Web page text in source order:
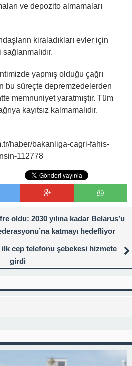
ve depozito almamaları
kiraladıkları evler için
yapmış olduğu çağrı
bu süreçte depremzedelerden
memnuniyet yaratmıştır. Tüm
kayıtsız kalmamalıdır.
haber/bakanliga-cagri-fahis-
112778
oldu: 2030 yılına kadar Belarus’u
katmayı hedefliyor
ilk cep telefonu şebekesi hizmete
girdi